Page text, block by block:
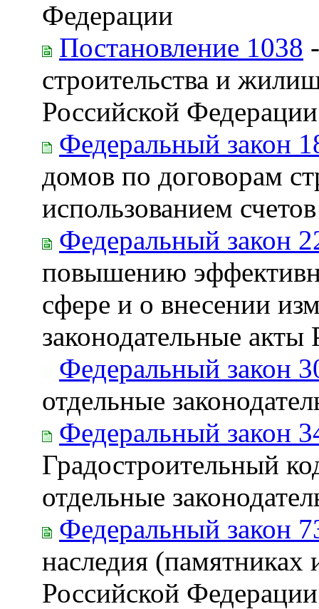
Федерации
Постановление 1038
строительства и
Российской Федерации
Федеральный закон
домов по договорам
использованием
Федеральный закон
повышению
сфере и о внесении
законодательные
Федеральный закон
отдельные
Федеральный закон
Градостроительный
отдельные
Федеральный закон
наследия (памятниках
Российской Федерации